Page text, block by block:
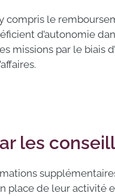
compris le
d’autonomie
par le biais
les
de leur activité